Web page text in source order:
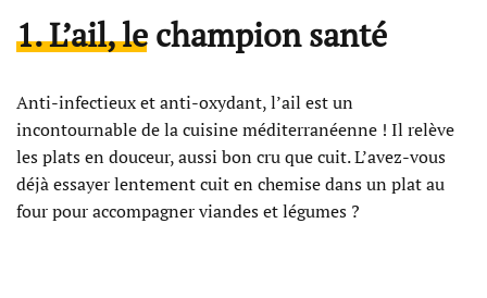
1. L’ail, le champion santé
Anti-infectieux et anti-oxydant, l’ail est un
incontournable de la cuisine méditerranéenne ! Il relève
les plats en douceur, aussi bon cru que cuit. L’avez-vous
déjà essayer lentement cuit en chemise dans un plat au
four pour accompagner viandes et légumes ?